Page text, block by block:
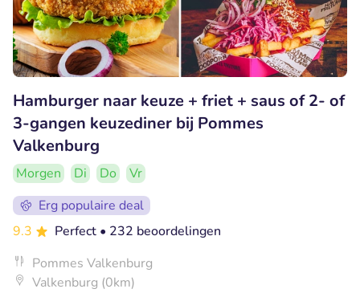
Hamburger naar keuze + friet + saus of 2- of
3-gangen keuzediner bij Pommes
Valkenburg
Morgen Di Do
Vr
Erg populaire deal
9.3
Perfect • 232 beoordelingen
Pommes Valkenburg
Valkenburg (0km)